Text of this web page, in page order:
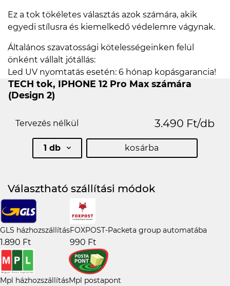
Ez a tok tökéletes választás azok számára, akik
egyedi stílusra és kiemelkedő védelemre vágynak.
Általános szavatossági kötelességeinken felül
önként vállalt jótállás:
Led UV nyomtatás esetén: 6 hónap kopásgarancia!
TECH tok, IPHONE 12 Pro Max számára
(Design 2)
Tervezés nélkül 3.490 Ft/db
1 db kosárba
Választható szállítási módok
GLS házhozszállítás
1.890 Ft
FOXPOST-Packeta group automatába
990 Ft
Mpl házhozszállításMpl postapont